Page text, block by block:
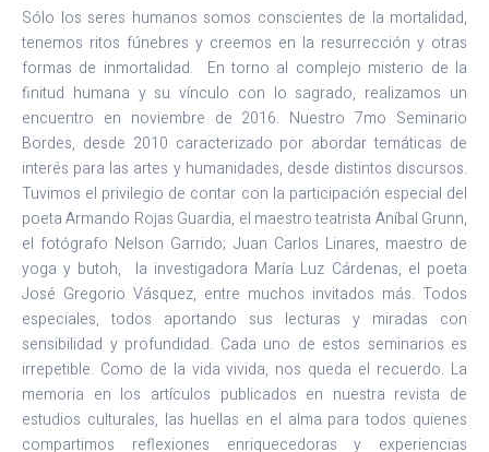
Sólo los seres humanos somos conscientes de la mortalidad,
tenemos ritos fúnebres y creemos en la resurrección y otras
formas de inmortalidad. En torno al complejo misterio de la
finitud humana y su vínculo con lo sagrado, realizamos un
encuentro en noviembre de 2016. Nuestro 7mo Seminario
Bordes, desde 2010 caracterizado por abordar temáticas de
interés para las artes y humanidades, desde distintos discursos.
Tuvimos el privilegio de contar con la participación especial del
poeta Armando Rojas Guardia, el maestro teatrista Aníbal Grunn,
el fotógrafo Nelson Garrido; Juan Carlos Linares, maestro de
yoga y butoh, la investigadora María Luz Cárdenas, el poeta
José Gregorio Vásquez, entre muchos invitados más. Todos
especiales, todos aportando sus lecturas y miradas con
sensibilidad y profundidad. Cada uno de estos seminarios es
irrepetible. Como de la vida vivida, nos queda el recuerdo. La
memoria en los artículos publicados en nuestra revista de
estudios culturales, las huellas en el alma para todos quienes
compartimos reflexiones enriquecedoras y experiencias